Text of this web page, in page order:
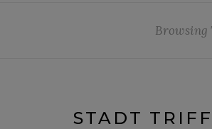
Browsing
STADT